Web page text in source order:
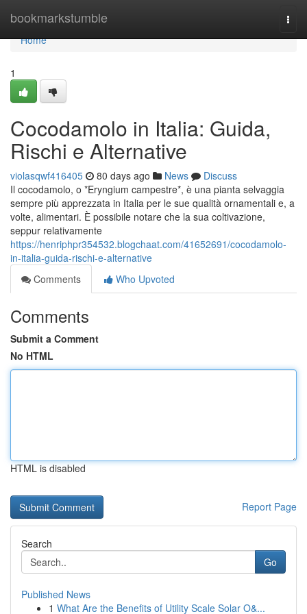
bookmarkstumble
Home
Home
1
Cocodamolo in Italia: Guida,
Rischi e Alternative
violasqwf416405 80 days ago News
Discuss
Il cocodamolo, o *Eryngium campestre*, è una pianta selvaggia
sempre più apprezzata in Italia per le sue qualità ornamentali e, a
volte, alimentari. È possibile notare che la sua coltivazione,
seppur relativamente
https://henriphpr354532.blogchaat.com/41652691/cocodamolo-
in-italia-guida-rischi-e-alternative
Comments
Who Upvoted
Comments
Submit a Comment
No HTML
HTML is disabled
Report Page
Search
Go
Published News
1 What Are the Benefits of Utility Scale Solar O&...